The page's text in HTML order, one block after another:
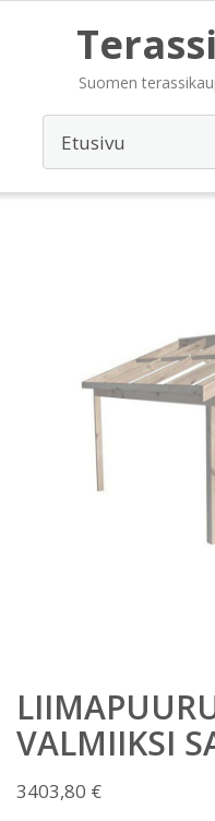
Suomen
VALMIIKSI
3403,80 €